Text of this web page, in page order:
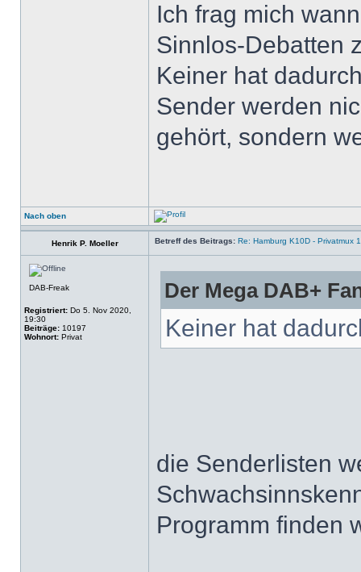
Ich frag mich
Sinnlos-Debatten
Keiner hat
Sender werden
gehört, sondern
Nach oben
Henrik P. Moeller Betreff des Beitrags: Re: Hamburg K10D - Privatmux 1
DAB-Freak
Registriert: Do 5. Nov 2020,
19:30
Beiträge: 10197
Wohnort: Privat
Der Mega DAB+
Keiner hat
die Senderlisten
Programm finden